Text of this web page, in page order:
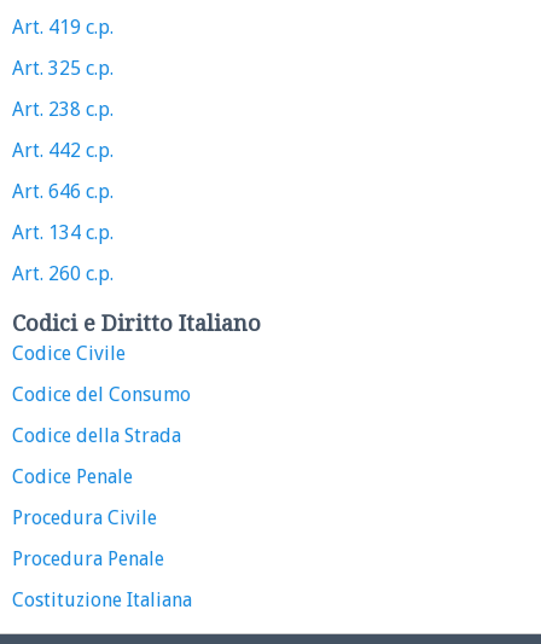
Art. 419 c.p.
Art. 325 c.p.
Art. 238 c.p.
Art. 442 c.p.
Art. 646 c.p.
Art. 134 c.p.
Art. 260 c.p.
Codici e Diritto Italiano
Codice Civile
Codice del Consumo
Codice della Strada
Codice Penale
Procedura Civile
Procedura Penale
Costituzione Italiana